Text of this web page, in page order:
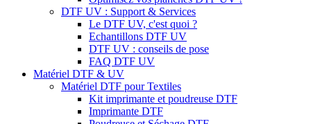
DTF UV : Support & Services
Le DTF UV, c'est quoi ?
Echantillons DTF UV
DTF UV : conseils de pose
FAQ DTF UV
Matériel DTF & UV
Matériel DTF pour Textiles
Kit imprimante et poudreuse DTF
Imprimante DTF